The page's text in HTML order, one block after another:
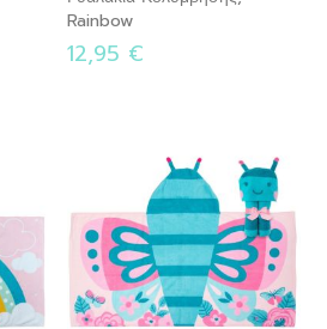
Rainbow
12,95 €